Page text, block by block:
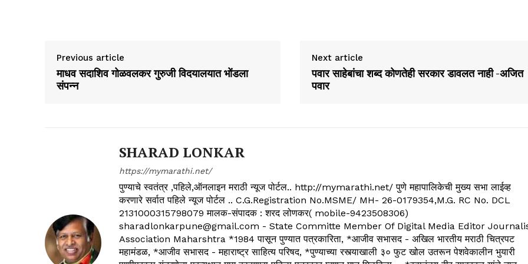
Previous article
माधव सदाशिव गोळवलकर गुरुजी विदयालयात भोंडला
संपन्न
Next article
पवार साहेबांचा शब्द कोणतेही सरकार डावलत नाही -अजित
पवार
SHARAD LONKAR
https://mymarathi.net/
पुण्याचे स्वतंत्र ,पहिले,ऑनलाइन मराठी न्यूज पोर्टल.. http://mymarathi.net/ पुणे महापालिकेची मुख्य सभा लाईव्ह
करणारे सर्वात पहिले न्यूज पोर्टल .. C.G.Registration No.MSME/ MH- 26-0179354,M.G. RC No. DCL
2131000315798079 मालक-संपादक : शरद लोणकर( mobile-9423508306)
sharadlonkarpune@gmail.com - State Committe Member Of Digital Media Editor
Association Maharshtra *1984 पासून पुण्यात पत्रकारिता, *आजीव सभासद - अखिल भारतीय मराठी चित्रपट
महामंडळ, *आजीव सभासद - महाराष्ट्र साहित्य परिषद, *पुण्याच्या रस्त्याखाली ३० फुट खोल उतरून पेशवेकालीन भुयारी